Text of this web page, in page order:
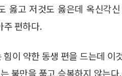
옳고 저것도 옳은데 옥신각
주 편하다.
이 약한 동생 편을 드는데 이
불만을 품고 승복하지 않는